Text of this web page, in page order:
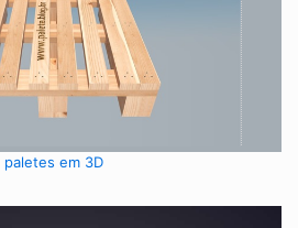
em 3D